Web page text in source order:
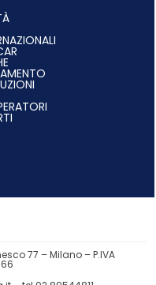
77 – Milano – P.IVA